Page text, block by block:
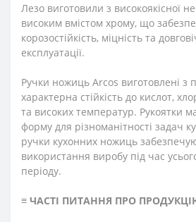
Лезо виготовили з високоякісної
високим вмістом хрому, що
корозостійкість, міцність та
експлуатації.
Ручки ножиць Arcos виготовлені з
характерна стійкість до кислот,
та високих температур. Рукоятки
форму для різноманітності задач
ручки кухонних ножиць
використання виробу під час
періоду.
≡ ЧАСТІ ПИТАННЯ ПРО